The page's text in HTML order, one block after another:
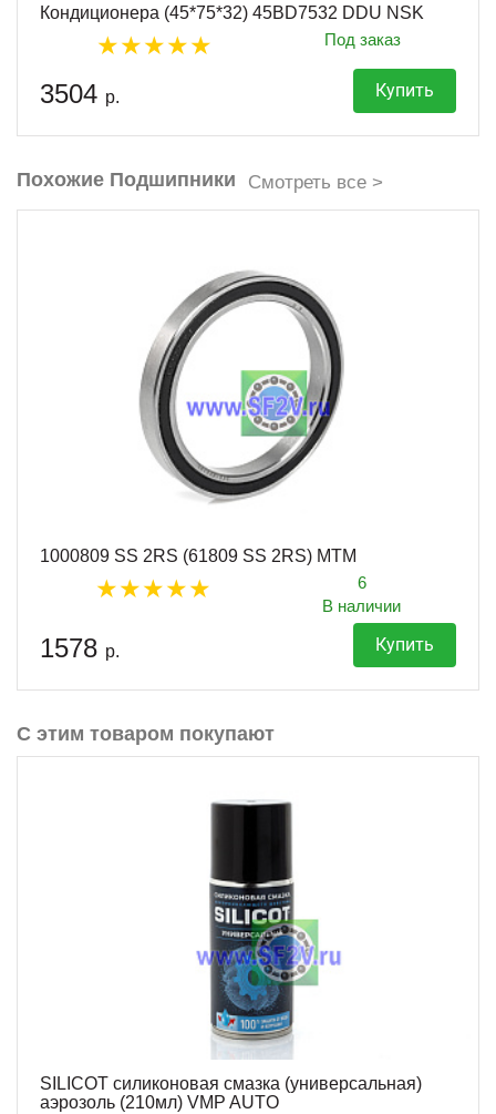
Кондиционера (45*75*32) 45BD7532 DDU NSK
Под заказ
3504 р. Купить
Похожие Подшипники Смотреть все >
1000809 SS 2RS (61809 SS 2RS) MTM
6
В наличии
1578 р. Купить
С этим товаром покупают
SILICOT силиконовая смазка (универсальная)
аэрозоль (210мл) VMP AUTO